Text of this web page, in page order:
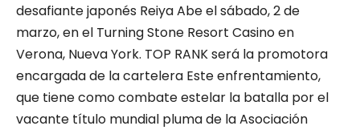
desafiante japonés Reiya Abe el sábado, 2 de
marzo, en el Turning Stone Resort Casino en
Verona, Nueva York. TOP RANK será la promotora
encargada de la cartelera Este enfrentamiento,
que tiene como combate estelar la batalla por el
vacante título mundial pluma de la Asociación